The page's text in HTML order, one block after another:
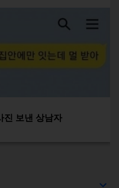
진 보낸 상남자